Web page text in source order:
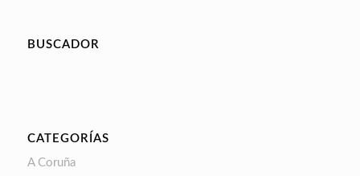
BUSCADOR
CATEGORÍAS
A Coruña